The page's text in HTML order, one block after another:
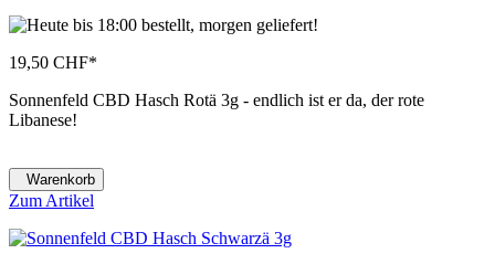
19,50 CHF*
Sonnenfeld CBD Hasch Rotä 3g - endlich ist er da, der rote
Libanese!
Warenkorb
Zum Artikel